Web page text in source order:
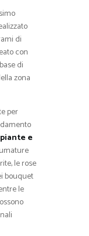
di
con
di
zona
per
piante e
le rose
bouquet
le